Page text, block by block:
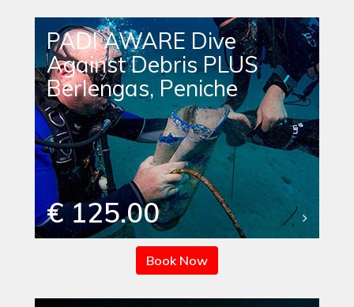
PADI AWARE Dive
Against Debris PLUS
Berlengas, Peniche
€ 125.00
Book Now